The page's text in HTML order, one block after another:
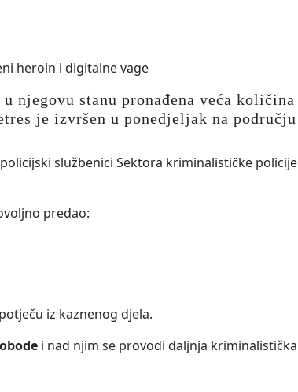
njegovu stanu pronađena veća količina
je izvršen u ponedjeljak na području
službenici Sektora kriminalističke policije
predao:
iz kaznenog djela.
i nad njim se provodi daljnja kriminalistička